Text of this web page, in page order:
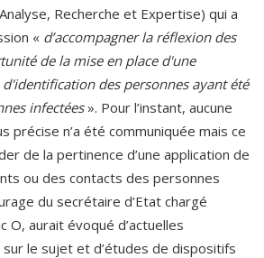
Recherche et Expertise) qui a
« d’accompagner la réflexion des
de la mise en place d'une
des personnes ayant été
infectées ». Pour l’instant, aucune
précise n’a été communiquée mais ce
de la pertinence d’une application de
ou des contacts des personnes
du secrétaire d’Etat chargé
O, aurait évoqué d’actuelles
le sujet et d’études de dispositifs